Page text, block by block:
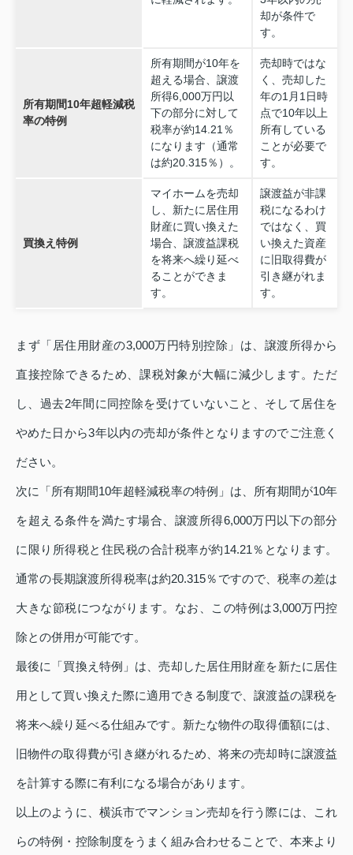
却が条件で
す。
所有期間10年超軽減税
率の特例
所有期間が10年を
超える場合、譲渡
所得6,000万円以
下の部分に対して
税率が約14.21％
になります（通常
は約20.315％）。
売却時ではな
く、売却した
年の1月1日時
点で10年以上
所有している
ことが必要で
す。
買換え特例
マイホームを売却
し、新たに居住用
財産に買い換えた
場合、譲渡益課税
を将来へ繰り延べ
ることができま
す。
譲渡益が非課
税になるわけ
ではなく、買
い換えた資産
に旧取得費が
引き継がれま
す。
まず「居住用財産の3,000万円特別控除」は、譲渡所得から
直接控除できるため、課税対象が大幅に減少します。ただ
し、過去2年間に同控除を受けていないこと、そして居住を
やめた日から3年以内の売却が条件となりますのでご注意く
ださい。
次に「所有期間10年超軽減税率の特例」は、所有期間が10年
を超える条件を満たす場合、譲渡所得6,000万円以下の部分
に限り所得税と住民税の合計税率が約14.21％となります。
通常の長期譲渡所得税率は約20.315％ですので、税率の差は
大きな節税につながります。なお、この特例は3,000万円控
除との併用が可能です。
最後に「買換え特例」は、売却した居住用財産を新たに居住
用として買い換えた際に適用できる制度で、譲渡益の課税を
将来へ繰り延べる仕組みです。新たな物件の取得価額には、
旧物件の取得費が引き継がれるため、将来の売却時に譲渡益
を計算する際に有利になる場合があります。
以上のように、横浜市でマンション売却を行う際には、これ
らの特例・控除制度をうまく組み合わせることで、本来より